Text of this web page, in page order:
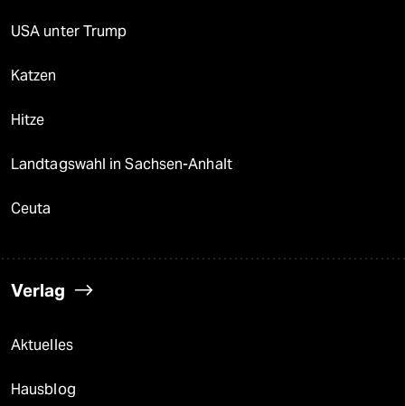
USA unter Trump
Katzen
Hitze
Landtagswahl in Sachsen-Anhalt
Ceuta
Verlag
Aktuelles
Hausblog